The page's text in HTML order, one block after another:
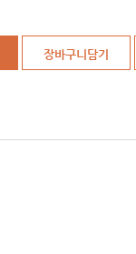
장바구니담기